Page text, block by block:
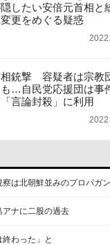
したい安倍元首相と
更をめぐる疑惑
銃撃 容疑者は宗教
…自民党応援団は事
言論封殺」に利用
は北朝鮮並みのプロパガン
ナに二股の過去
わった」と